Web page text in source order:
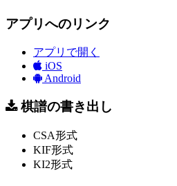
アプリへのリンク
アプリで開く
iOS
Android
棋譜の書き出し
CSA形式
KIF形式
KI2形式